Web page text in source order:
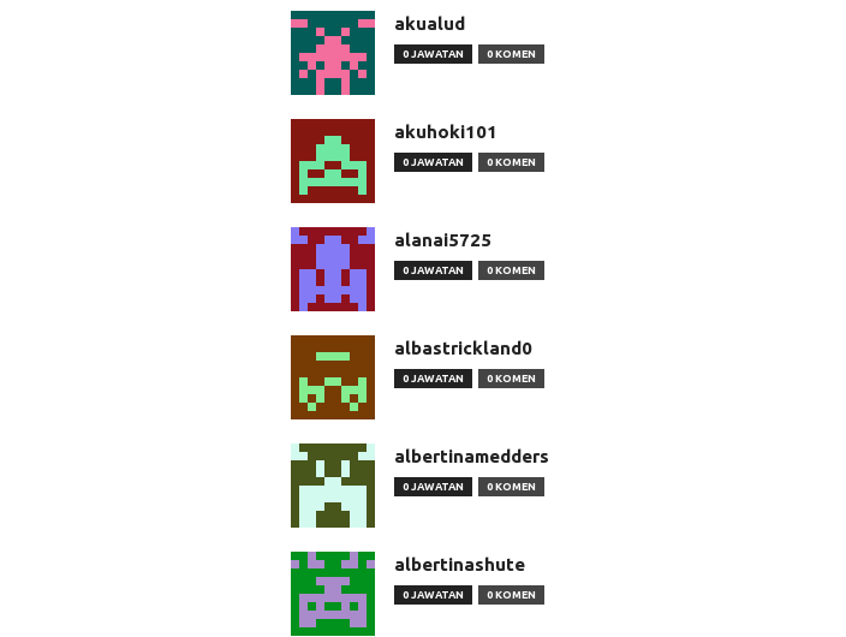
akualud
0 JAWATAN 0 KOMEN
akuhoki101
0 JAWATAN 0 KOMEN
alanai5725
0 JAWATAN 0 KOMEN
albastrickland0
0 JAWATAN 0 KOMEN
albertinamedders
0 JAWATAN 0 KOMEN
albertinashute
0 JAWATAN 0 KOMEN